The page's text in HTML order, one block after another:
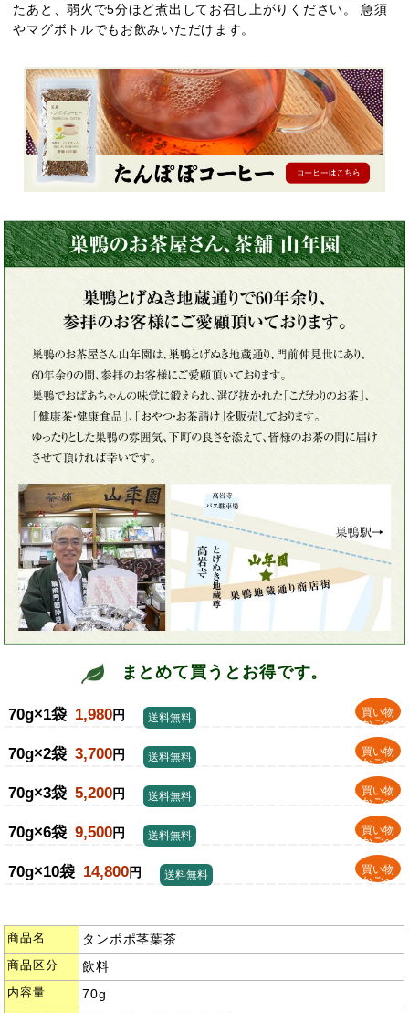
たあと、弱火で5分ほど煮出してお召し上がりください。 急須
やマグボトルでもお飲みいただけます。
まとめて買うとお得です。
70g×1袋 1,980円
買い物
かごへ
送料無料
70g×2袋 3,700円
買い物
かごへ
送料無料
70g×3袋 5,200円
買い物
かごへ
送料無料
70g×6袋 9,500円
買い物
かごへ
送料無料
70g×10袋 14,800円
買い物
かごへ
送料無料
商品名 タンポポ茎葉茶
商品区分 飲料
内容量 70g